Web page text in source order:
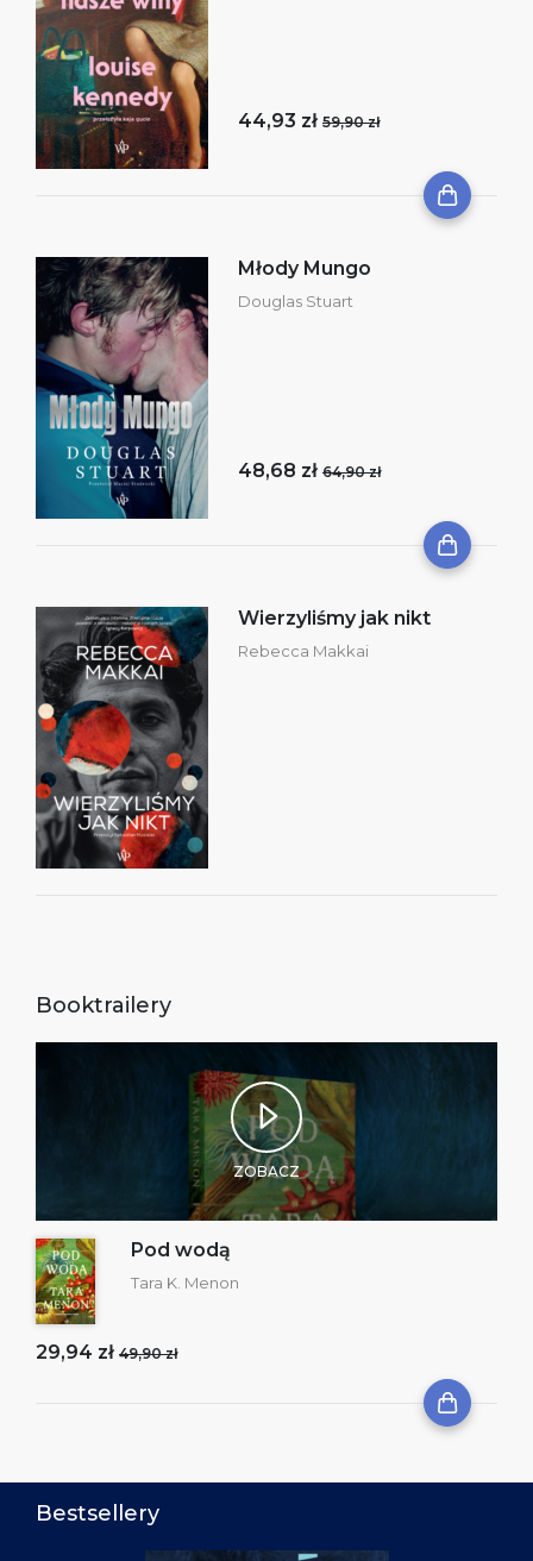
44,93 zł 59,90 zł
Młody Mungo
Douglas Stuart
48,68 zł 64,90 zł
Wierzyliśmy jak nikt
Rebecca Makkai
Booktrailery
ZOBACZ
Pod wodą
Tara K. Menon
29,94 zł 49,90 zł
Bestsellery